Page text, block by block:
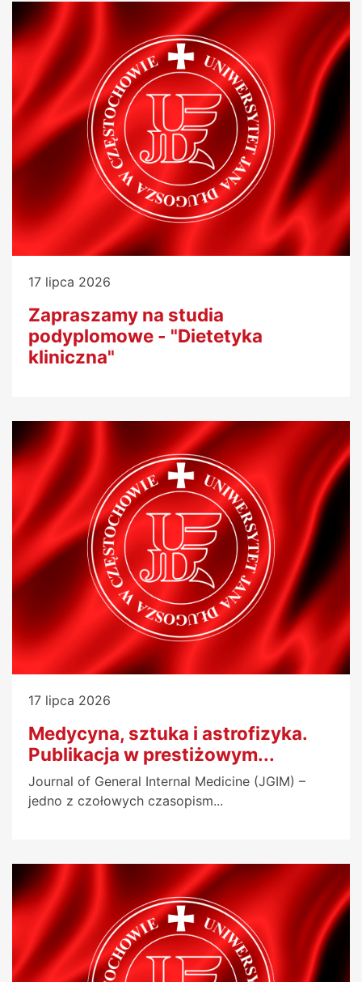
17 lipca 2026
Zapraszamy na studia
podyplomowe - "Dietetyka
kliniczna"
17 lipca 2026
Medycyna, sztuka i astrofizyka.
Publikacja w prestiżowym...
Journal of General Internal Medicine (JGIM) –
jedno z czołowych czasopism...